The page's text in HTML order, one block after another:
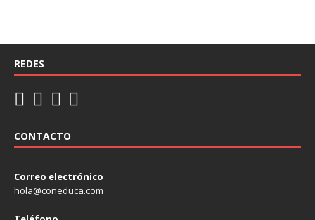
REDES
CONTACTO
Correo electrónico
hola@coneduca.com